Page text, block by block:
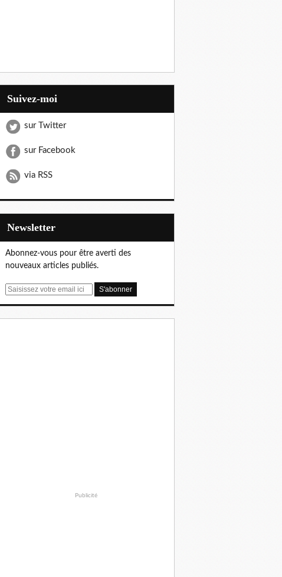
Suivez-moi
sur Twitter
sur Facebook
via RSS
Newsletter
Abonnez-vous pour être averti des
nouveaux articles publiés.
E
Publicité